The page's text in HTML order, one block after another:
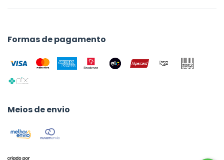
Formas de pagamento
Meios de envio